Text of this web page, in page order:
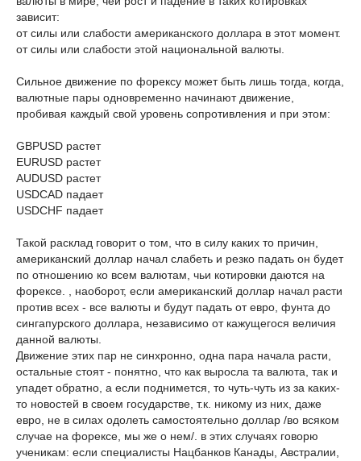
зависит:
от силы или слабости американского доллара в этот момент.
от силы или слабости этой национальной валюты.
Сильное движение по форексу может быть лишь тогда, когда,
валютные пары одновременно начинают движение,
пробивая каждый свой уровень сопротивления и при этом:
GBPUSD растет
EURUSD растет
AUDUSD растет
USDCAD падает
USDCHF падает
Такой расклад говорит о том, что в силу каких то причин,
американский доллар начал слабеть и резко падать он будет
по отношению ко всем валютам, чьи котировки даются на
форексе. , наоборот, если американский доллар начал расти
против всех - все валюты и будут падать от евро, фунта до
сингапурского доллара, независимо от кажущегося величия
данной валюты.
Движение этих пар не синхронно, одна пара начала расти,
остальные стоят - понятно, что как выросла та валюта, так и
упадет обратно, а если поднимется, то чуть-чуть из за каких-
то новостей в своем государстве, т.к. никому из них, даже
евро, не в силах одолеть самостоятельно доллар /во всяком
случае на форексе, мы же о нем/. в этих случаях говорю
ученикам: если специалисты Нацбанков Канады, Австралии,